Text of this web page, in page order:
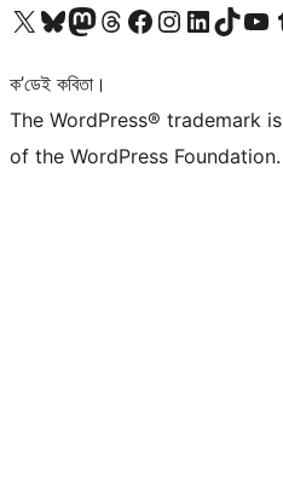
আমাৰ X (আগৰ Twitter) একাউণ্টলৈ যাওকআমাৰ Bluesky একাউণ্টলৈ যাওকআমাৰ Mastodon একাউণ্টলৈ যাওকআমাৰ Threads একাউণ্টলৈ যাওকআমাৰ Facebook পৃষ্ঠালৈ যাওকআমাৰ Instagram একাউণ্টলৈ যাওকআমাৰ LinkedIn একাউণ্টলৈ যাওকআমাৰ TikTok একাউণ্টলৈ যাওক
আমাৰ YouTube
ক’ডেই কবিতা।
The WordPress® trademark
of the WordPress Foundation.